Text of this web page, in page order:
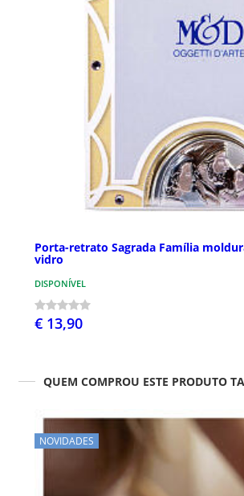
Porta-retrato Sagrada Família
vidro
DISPONÍVEL
€ 13,90
QUEM COMPROU ESTE PRODUTO
NOVIDADES